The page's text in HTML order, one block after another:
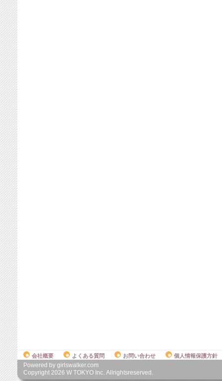
会社概要 よくある質問 お問い合わせ 個人情報保護方針
Powered by girlswalker.com
Copyright 2026 W TOKYO Inc. Allrightsreserved.